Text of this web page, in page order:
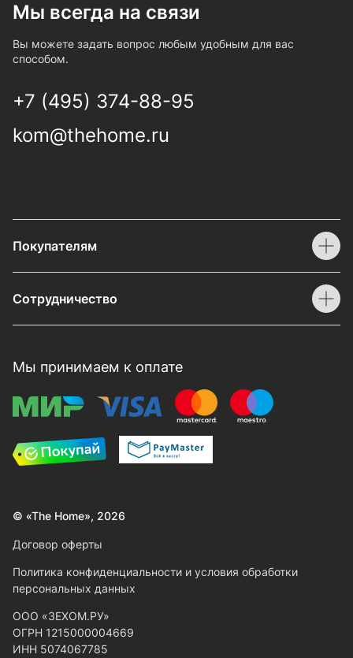
Мы всегда на связи
Вы можете задать вопрос любым удобным для вас
способом.
+7 (495) 374-88-95
kom@thehome.ru
Покупателям
Сотрудничество
Мы принимаем к оплате
© «The Home», 2026
Договор оферты
Политика конфиденциальности и условия обработки
персональных данных
ООО «ЗЕХОМ.РУ»
ОГРН 1215000004669
ИНН 5074067785